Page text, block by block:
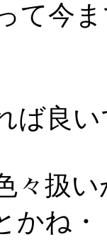
て今
ば良
々扱
ね・